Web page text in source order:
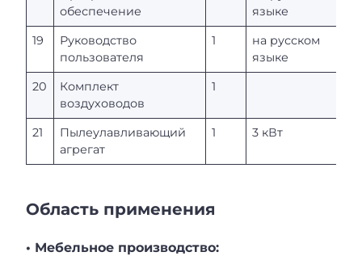
обеспечение
языке
19
Руководство
пользователя
1
на русском
языке
20
Комплект
воздуховодов
1
21
Пылеулавливающий
агрегат
1 3 кВт
Область применения
• Мебельное производство: